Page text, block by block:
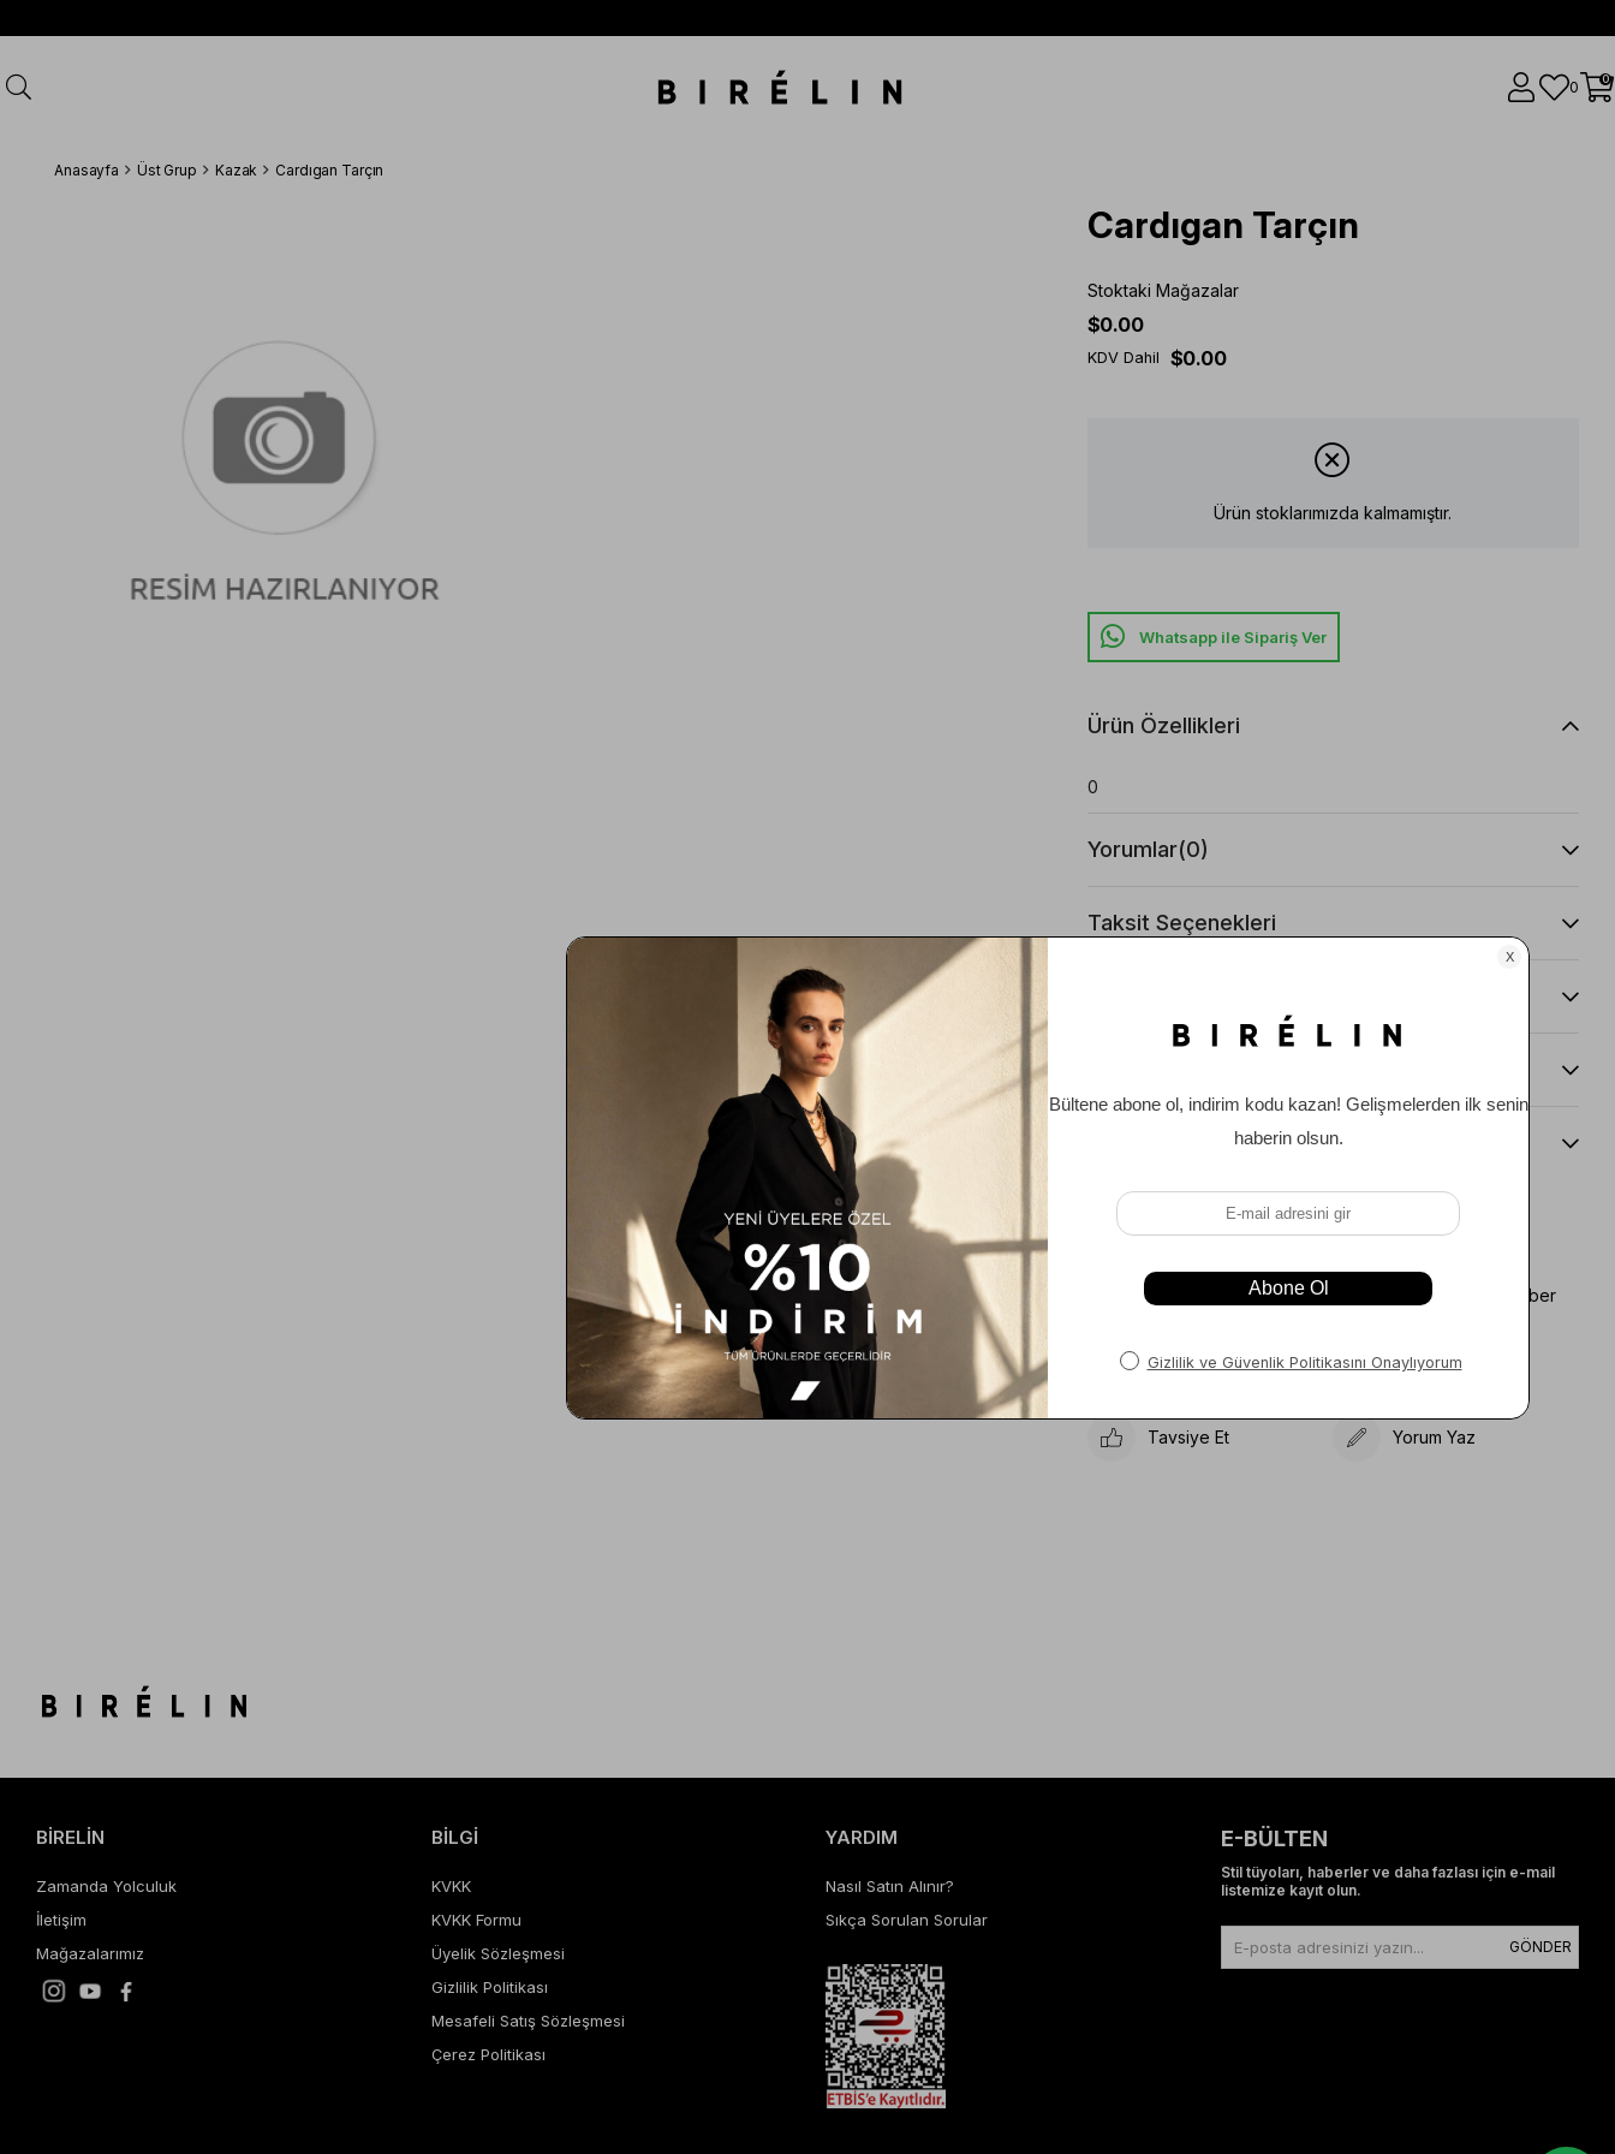
0 0
Anasayfa Üst Grup Kazak Cardıgan Tarçın
Cardıgan Tarçın
Stoktaki Mağazalar
$0.00
KDV Dahil $0.00
Ürün stoklarımızda kalmamıştır.
Whatsapp ile Sipariş Ver
Ürün Özellikleri
0
Yorumlar(0)
Taksit Seçenekleri
Beden Kılavuzu
Favorilere Ekle Koleksiyona Ekle
Karşılaştır
Fiyat Düşünce Haber
Gelince Haber Ver
Tavsiye Et Yorum Yaz
BİRELİN
Zamanda Yolculuk
İletişim
Mağazalarımız
BİLGİ
KVKK
KVKK Formu
Üyelik Sözleşmesi
Gizlilik Politikası
Mesafeli Satış Sözleşmesi
Çerez Politikası
YARDIM
Nasıl Satın Alınır?
Sıkça Sorulan Sorular
E-BÜLTEN
Stil tüyoları, haberler ve daha fazlası için e-mail
listemize kayıt olun.
GÖNDER